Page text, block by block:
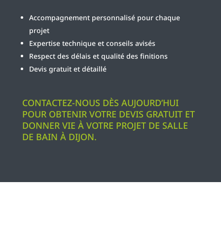
Accompagnement personnalisé pour chaque
projet
Expertise technique et conseils avisés
Respect des délais et qualité des finitions
Devis gratuit et détaillé
CONTACTEZ-NOUS DÈS AUJOURD’HUI
POUR OBTENIR VOTRE DEVIS GRATUIT ET
DONNER VIE À VOTRE PROJET DE SALLE
DE BAIN À DIJON.